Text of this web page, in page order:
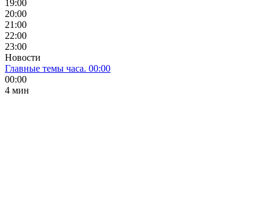
19:00
20:00
21:00
22:00
23:00
Новости
Главные темы часа. 00:00
00:00
4 мин